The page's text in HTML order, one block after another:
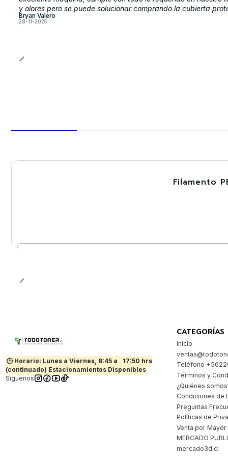
y olores pero se puede solucionar comprando la cubierta
Bryan Valero
28-11-2025
Filamento
🕒 Horario: Lunes a Viernes, 8:45 a
17:50 hrs
(continuado) Estacionamientos Disponibles
Síguenos
CATEGORÍAS
Inicio
Teléfono
Términos y
¿Quiénes
Condiciones de
Preguntas
Políticas de
Venta por Mayor
MERCADO
mercado3d.cl